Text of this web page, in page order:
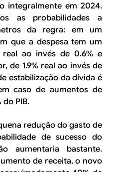
integralmente em 2024.
as probabilidades a
da regra: em um
que a despesa tem um
ao invés de 0.6% e
de 1.9% real ao invés de
estabilização da dívida é
caso de aumentos de
do PIB.
redução do gasto de
de sucesso do
aumentaria bastante.
de receita, o novo